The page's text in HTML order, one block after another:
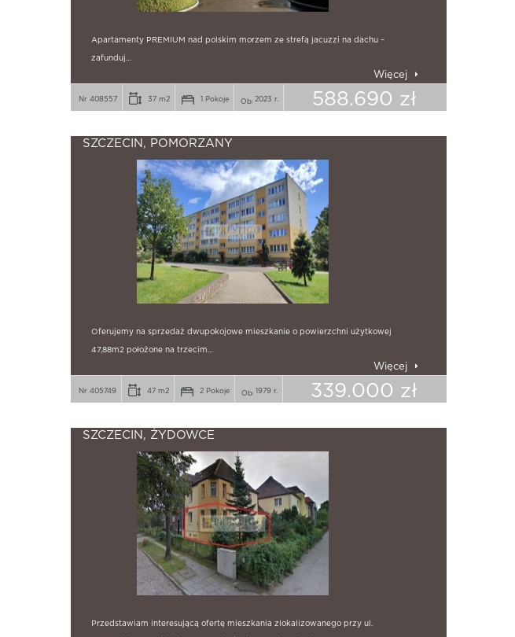
Apartamenty PREMIUM nad polskim morzem ze strefą jacuzzi na dachu –
zafunduj…
Więcej
Nr 408557 37 m2 1 Pokoje 2023 r. 588.690 zł
SZCZECIN, POMORZANY
Oferujemy na sprzedaż dwupokojowe mieszkanie o powierzchni użytkowej
47,88m2 położone na trzecim…
Więcej
Nr 405749 47 m2 2 Pokoje 1979 r. 339.000 zł
SZCZECIN, ŻYDOWCE
Przedstawiam interesującą ofertę mieszkania zlokalizowanego przy ul.